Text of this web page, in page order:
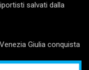
salvati dalla
Giulia conquista